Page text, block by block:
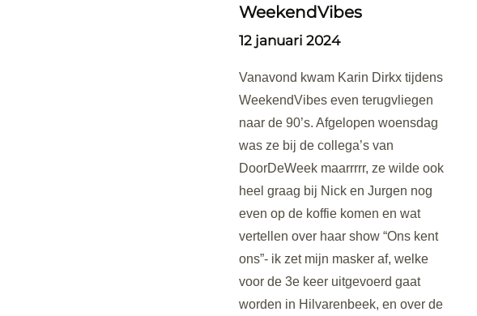
WeekendVibes
12 januari 2024
Vanavond kwam Karin Dirkx tijdens
WeekendVibes even terugvliegen
naar de 90’s. Afgelopen woensdag
was ze bij de collega’s van
DoorDeWeek maarrrrr, ze wilde ook
heel graag bij Nick en Jurgen nog
even op de koffie komen en wat
vertellen over haar show “Ons kent
ons”- ik zet mijn masker af, welke
voor de 3e keer uitgevoerd gaat
worden in Hilvarenbeek, en over de